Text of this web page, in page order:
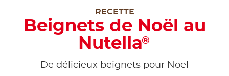
RECETTE
Beignets de Noël au
Nutella®
De délicieux beignets pour Noël